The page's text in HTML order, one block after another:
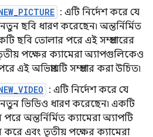
: এটি নির্দেশ করে যে
ছবি ধারণ করেছেন৷ অন্তর্নির্মিত
ছবি তোলার পরে এই সম্প্রচারের
পক্ষের ক্যামেরা অ্যাপগুলিকেও
এই অভিপ্রায়টি সম্প্রচার করা উচিত৷
: এটি নির্দেশ করে যে
ভিডিও ধারণ করেছেন৷ একটি
অন্তর্নির্মিত ক্যামেরা অ্যাপটি
করে এবং তৃতীয় পক্ষের ক্যামেরা